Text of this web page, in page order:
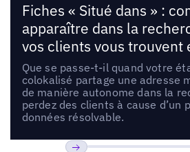
Fiches « Situé dans » :
apparaître dans la
vos clients vous trouvent
Que se passe-t-il quand votre
colokalisé partage une adresse
de manière autonome dans la
perdez des clients à cause d’un
données résolvable.